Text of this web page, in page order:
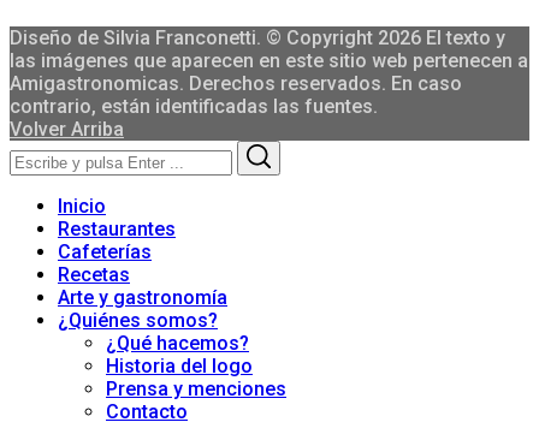
Diseño de Silvia Franconetti. © Copyright 2026 El texto y
las imágenes que aparecen en este sitio web pertenecen a
Amigastronomicas. Derechos reservados. En caso
contrario, están identificadas las fuentes.
Volver Arriba
Search
for:
Inicio
Restaurantes
Cafeterías
Recetas
Arte y gastronomía
¿Quiénes somos?
¿Qué hacemos?
Historia del logo
Prensa y menciones
Contacto